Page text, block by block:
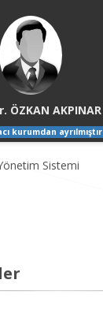
ÖZKAN AKPINAR
kurumdan ayrılmıştır
Sistemi